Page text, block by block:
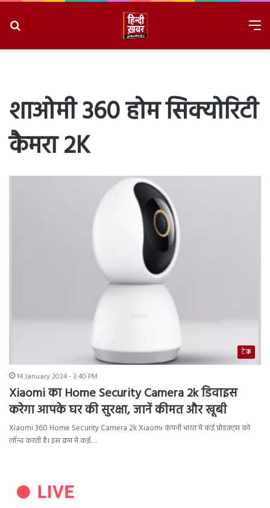
शाओमी 360 होम सिक्योरिटी
कैमरा 2K
टेक
14 January 2024 - 3:40 PM
Xiaomi का Home Security Camera 2k डिवाइस
करेगा आपके घर की सुरक्षा, जानें कीमत और खूबी
Xiaomi 360 Home Security Camera 2k Xiaomi कंपनी भारत में कई प्रोडक्ट्स को
लॉन्च करती है। इस क्रम में कई…